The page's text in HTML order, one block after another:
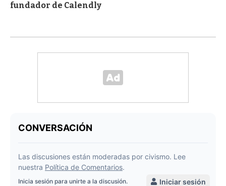
fundador de Calendly